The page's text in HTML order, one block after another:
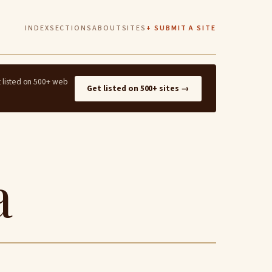
INDEXSECTIONSABOUTSITES + SUBMIT A SITE
on 500+ web
Get listed on 500+ sites →